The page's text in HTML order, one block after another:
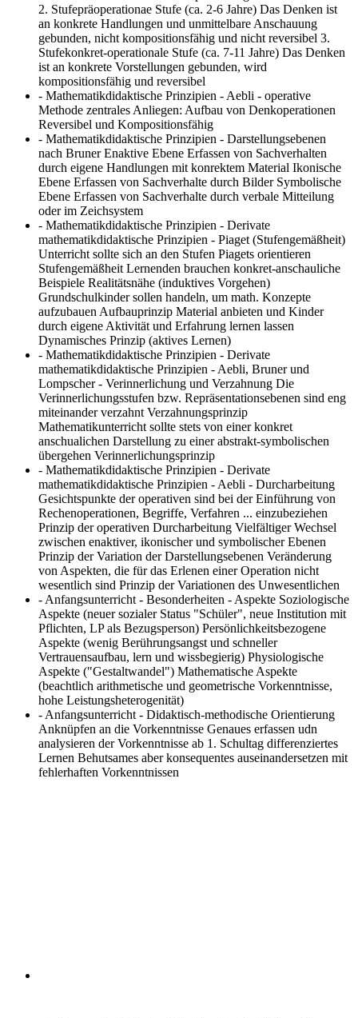
2. Stufepräoperationae Stufe (ca. 2-6 Jahre) Das Denken ist
an konkrete Handlungen und unmittelbare Anschauung
gebunden, nicht kompositionsfähig und nicht reversibel 3.
Stufekonkret-operationale Stufe (ca. 7-11 Jahre) Das Denken
ist an konkrete Vorstellungen gebunden, wird
kompositionsfähig und reversibel
- Mathematikdidaktische Prinzipien - Aebli - operative
Methode zentrales Anliegen: Aufbau von Denkoperationen
Reversibel und Kompositionsfähig
- Mathematikdidaktische Prinzipien - Darstellungsebenen
nach BrunerEnaktive Ebene Erfassen von Sachverhalten
durch eigene Handlungen mit konrektem Material Ikonische
Ebene Erfassen von Sachverhalte durch Bilder Symbolische
Ebene Erfassen von Sachverhalte durch verbale Mitteilung
oder im Zeichsystem
- Mathematikdidaktische Prinzipien - Derivate
mathematikdidaktische Prinzipien - Piaget (Stufengemäßheit)
Unterricht sollte sich an den Stufen Piagets orientieren
Stufengemäßheit Lernenden brauchen konkret-anschauliche
Beispiele Realitätsnähe (induktives Vorgehen)
Grundschulkinder sollen handeln, um math. Konzepte
aufzubauen Aufbauprinzip Material anbieten und Kinder
durch eigene Aktivität und Erfahrung lernen lassen
Dynamisches Prinzip (aktives Lernen)
- Mathematikdidaktische Prinzipien - Derivate
mathematikdidaktische Prinzipien - Aebli, Bruner und
Lompscher - Verinnerlichung und Verzahnung Die
Verinnerlichungsstufen bzw. Repräsentationsebenen sind eng
miteinander verzahnt Verzahnungsprinzip
Mathematikunterricht sollte stets von einer konkret
anschualichen Darstellung zu einer abstrakt-symbolischen
übergehen Verinnerlichungsprinzip
- Mathematikdidaktische Prinzipien - Derivate
mathematikdidaktische Prinzipien - Aebli - Durcharbeitung
Gesichtspunkte der operativen sind bei der Einführung von
Rechenoperationen, Begriffe, Verfahren ... einzubeziehen
Prinzip der operativen Durcharbeitung Vielfältiger Wechsel
zwischen enaktiver, ikonischer und symbolischer Ebenen
Prinzip der Variation der Darstellungsebenen Veränderung
von Aspekten, die für das Erlenen einer Operation nicht
wesentlich sind Prinzip der Variationen des Unwesentlichen
- Anfangsunterricht - Besonderheiten - Aspekte Soziologische
Aspekte (neuer sozialer Status "Schüler", neue Institution mit
Pflichten, LP als Bezugsperson) Persönlichkeitsbezogene
Aspekte (wenig Berührungsangst und schneller
Vertrauensaufbau, lern und wissbegierig) Physiologische
Aspekte ("Gestaltwandel") Mathematische Aspekte
(beachtlich arithmetische und geometrische Vorkenntnisse,
hohe Leistungsheterogenität)
- Anfangsunterricht - Didaktisch-methodische Orientierung
Anknüpfen an die Vorkenntnisse Genaues erfassen udn
analysieren der Vorkenntnisse ab 1. Schultag differenziertes
Lernen Behutsames aber konsequentes auseinandersetzen mit
fehlerhaften Vorkenntnissen